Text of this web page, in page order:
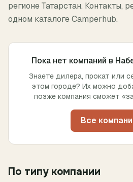
регионеТатарстан. Контакты,
одном каталоге Camperhub.
Пока нет компаний в
Знаете дилера, прокат или
этом городе? Их можно
позже компания сможет
Все
По типу компании